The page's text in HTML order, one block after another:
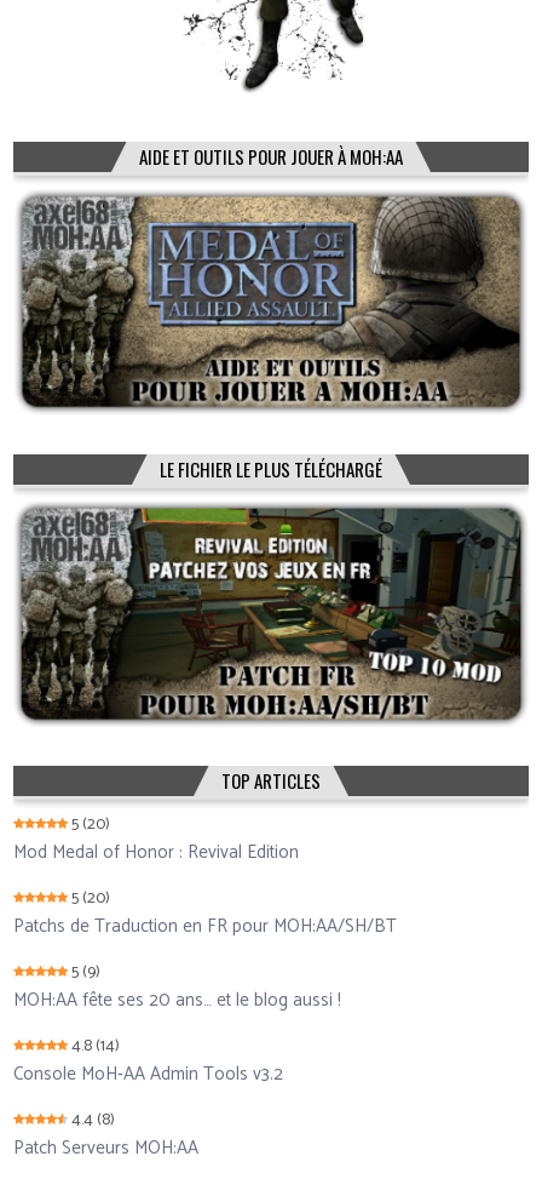
AIDE ET OUTILS POUR JOUER À MOH:AA
LE FICHIER LE PLUS TÉLÉCHARGÉ
TOP ARTICLES
5(20)
Mod Medal of Honor : Revival Edition
5(20)
Patchs de Traduction en FR pour MOH:AA/SH/BT
5(9)
MOH:AA fête ses 20 ans… et le blog aussi !
4.8(14)
Console MoH-AA Admin Tools v3.2
4.4(8)
Patch Serveurs MOH:AA